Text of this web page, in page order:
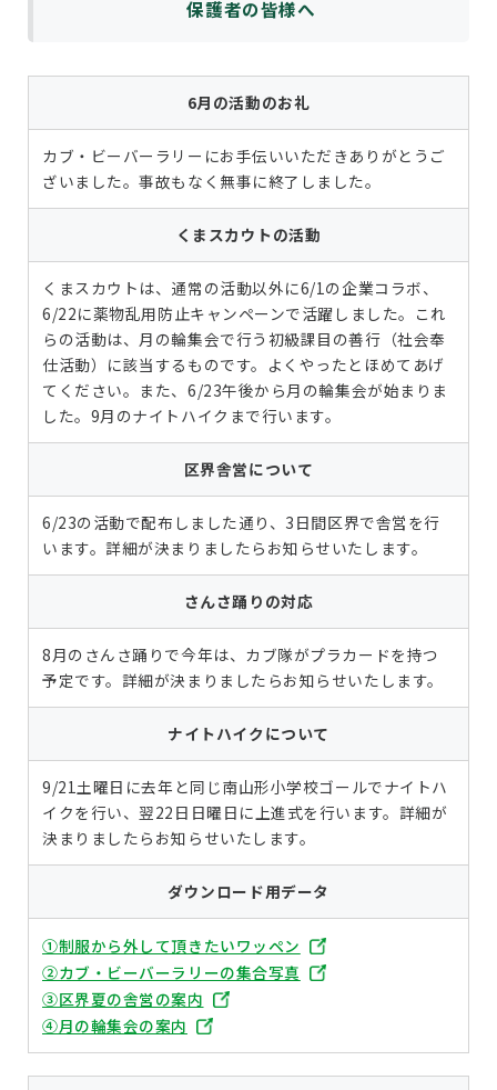
保護者の皆様へ
6月の活動のお礼
カブ・ビーバーラリーにお手伝いいただきありがとうご
ざいました。事故もなく無事に終了しました。
くまスカウトの活動
くまスカウトは、通常の活動以外に6/1の企業コラボ、
6/22に薬物乱用防止キャンペーンで活躍しました。これ
らの活動は、月の輪集会で行う初級課目の善行（社会奉
仕活動）に該当するものです。よくやったとほめてあげ
てください。また、6/23午後から月の輪集会が始まりま
した。9月のナイトハイクまで行います。
区界舎営について
6/23の活動で配布しました通り、3日間区界で舎営を行
います。詳細が決まりましたらお知らせいたします。
さんさ踊りの対応
8月のさんさ踊りで今年は、カブ隊がプラカードを持つ
予定です。詳細が決まりましたらお知らせいたします。
ナイトハイクについて
9/21土曜日に去年と同じ南山形小学校ゴールでナイトハ
イクを行い、翌22日日曜日に上進式を行います。詳細が
決まりましたらお知らせいたします。
ダウンロード用データ
①制服から外して頂きたいワッペン
②カブ・ビーバーラリーの集合写真
③区界夏の舎営の案内
④月の輪集会の案内